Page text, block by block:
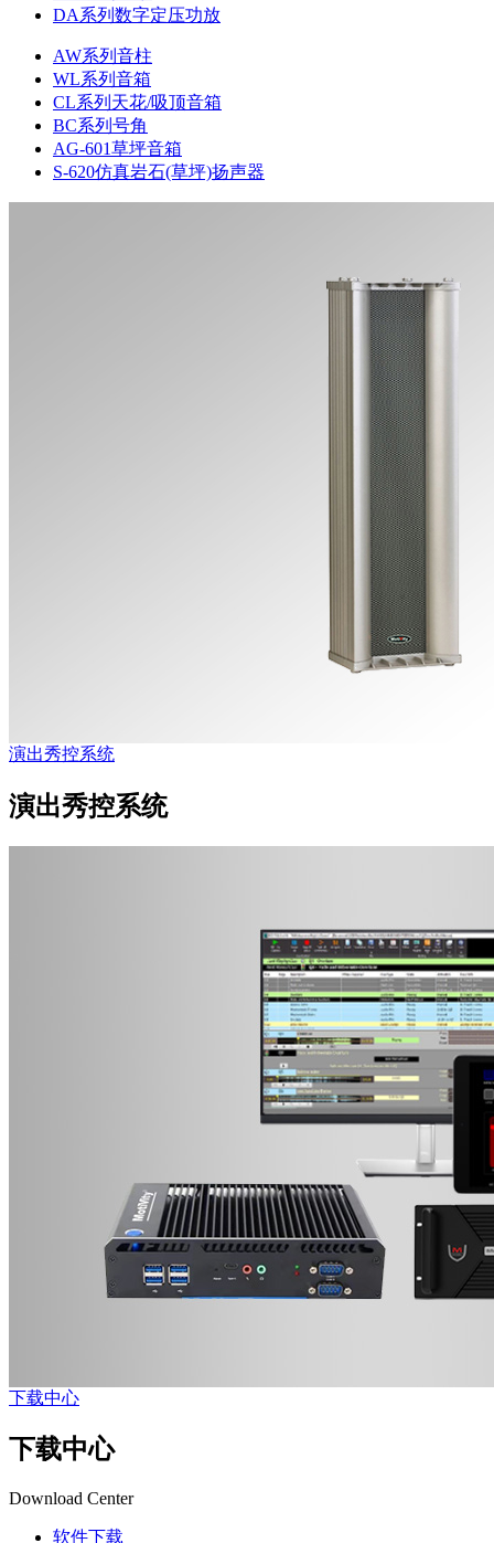
DA系列数字定压功放
AW系列音柱
WL系列音箱
CL系列天花/吸顶音箱
BC系列号角
AG-601草坪音箱
S-620仿真岩石(草坪)扬声器
演出秀控系统
演出秀控系统
下载中心
下载中心
Download Center
软件下载